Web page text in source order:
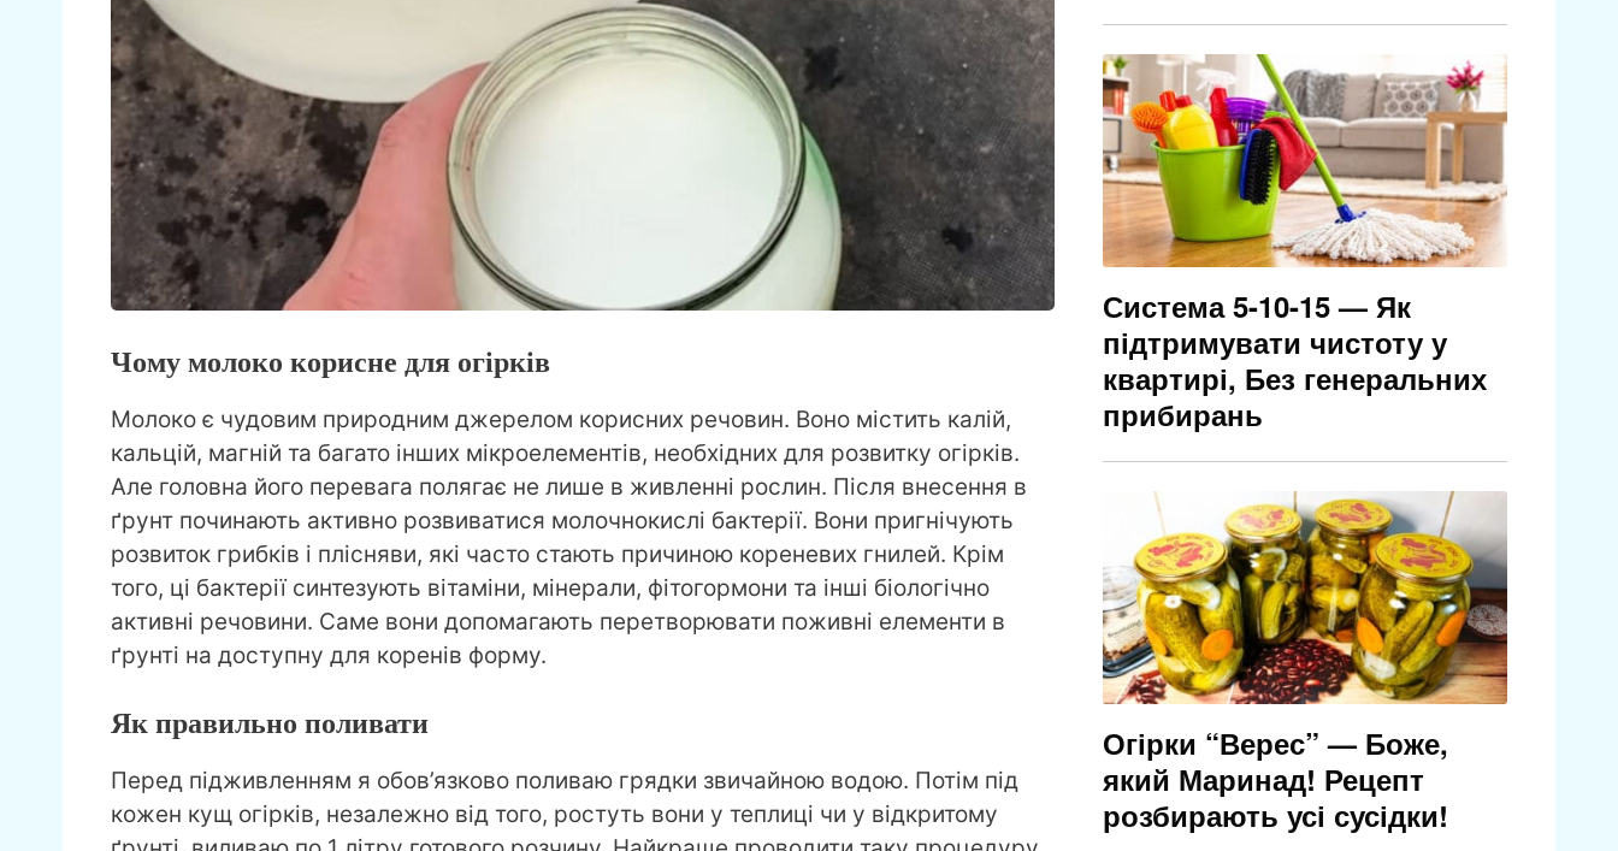
Чому молоко корисне для огірків
Молоко є чудовим природним джерелом корисних речовин. Воно містить калій,
кальцій, магній та багато інших мікроелементів, необхідних для розвитку огірків.
Але головна його перевага полягає не лише в живленні рослин. Після внесення в
ґрунт починають активно розвиватися молочнокислі бактерії. Вони пригнічують
розвиток грибків і плісняви, які часто стають причиною кореневих гнилей. Крім
того, ці бактерії синтезують вітаміни, мінерали, фітогормони та інші біологічно
активні речовини. Саме вони допомагають перетворювати поживні елементи в
ґрунті на доступну для коренів форму.
Як правильно поливати
Перед підживленням я обов’язково поливаю грядки звичайною водою. Потім під
кожен кущ огірків, незалежно від того, ростуть вони у теплиці чи у відкритому
Система 5-10-15 — Як
підтримувати чистоту у
квартирі, Без генеральних
прибирань
Огірки “Верес” — Боже,
який Маринад! Рецепт
розбирають усі сусідки!